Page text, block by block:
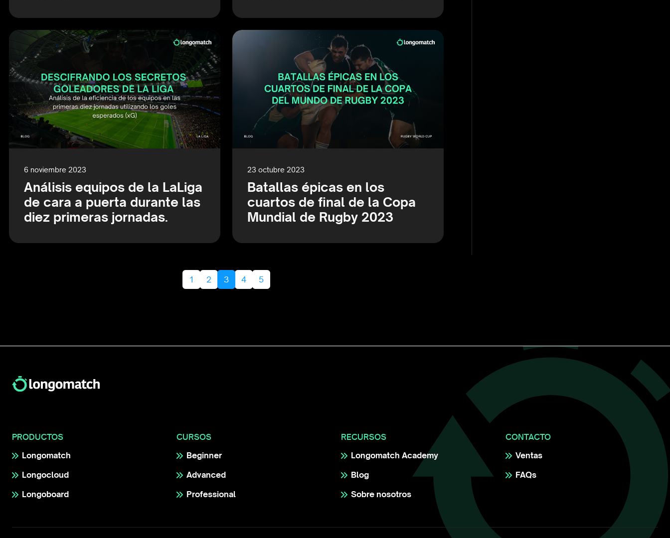
6 noviembre 2023
Análisis equipos de la LaLiga
de cara a puerta durante las
diez primeras jornadas.
23 octubre 2023
Batallas épicas en los
cuartos de final de la Copa
Mundial de Rugby 2023
Page
1 Page
2 Current Page
3 Page
4 Page
5
PRODUCTOS
Longomatch
Longocloud
Longoboard
CURSOS
Beginner
Advanced
Professional
RECURSOS
Longomatch Academy
Blog
Sobre nosotros
CONTACTO
Ventas
FAQs